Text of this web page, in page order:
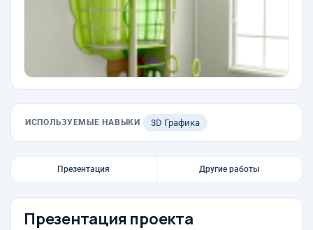
ИСПОЛЬЗУЕМЫЕ НАВЫКИ 3D Графика
Презентация Другие работы
Презентация проекта